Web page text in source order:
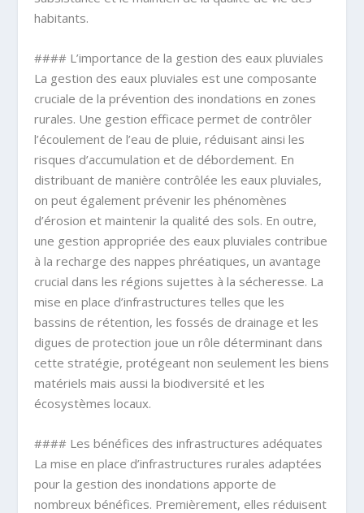
habitants.
#### L’importance de la gestion des eaux pluviales
La gestion des eaux pluviales est une composante
cruciale de la prévention des inondations en zones
rurales. Une gestion efficace permet de contrôler
l’écoulement de l’eau de pluie, réduisant ainsi les
risques d’accumulation et de débordement. En
distribuant de manière contrôlée les eaux pluviales,
on peut également prévenir les phénomènes
d’érosion et maintenir la qualité des sols. En outre,
une gestion appropriée des eaux pluviales contribue
à la recharge des nappes phréatiques, un avantage
crucial dans les régions sujettes à la sécheresse. La
mise en place d’infrastructures telles que les
bassins de rétention, les fossés de drainage et les
digues de protection joue un rôle déterminant dans
cette stratégie, protégeant non seulement les biens
matériels mais aussi la biodiversité et les
écosystèmes locaux.
#### Les bénéfices des infrastructures adéquates
La mise en place d’infrastructures rurales adaptées
pour la gestion des inondations apporte de
nombreux bénéfices. Premièrement, elles réduisent